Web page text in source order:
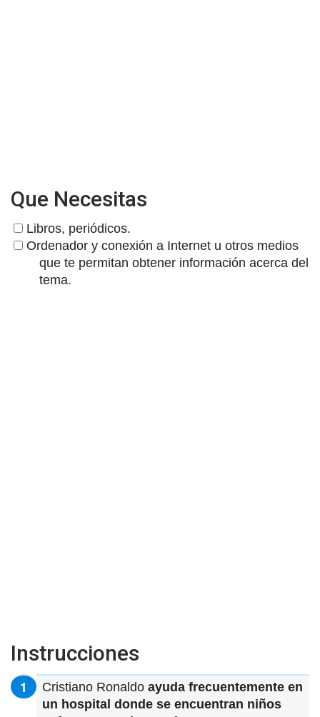
Que Necesitas
Libros, periódicos.
Ordenador y conexión a Internet u otros medios
que te permitan obtener información acerca del
tema.
Instrucciones
Cristiano Ronaldo ayuda frecuentemente en
un hospital donde se encuentran niños